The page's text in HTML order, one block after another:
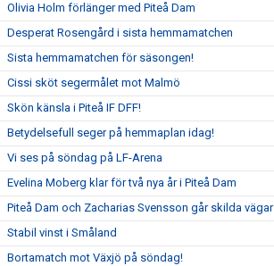
Olivia Holm förlänger med Piteå Dam
Desperat Rosengård i sista hemmamatchen
Sista hemmamatchen för säsongen!
Cissi sköt segermålet mot Malmö
Skön känsla i Piteå IF DFF!
Betydelsefull seger på hemmaplan idag!
Vi ses på söndag på LF-Arena
Evelina Moberg klar för två nya år i Piteå Dam
Piteå Dam och Zacharias Svensson går skilda vägar
Stabil vinst i Småland
Bortamatch mot Växjö på söndag!